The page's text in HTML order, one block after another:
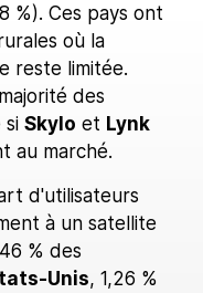
%). Ces pays ont
où la
reste limitée.
des
si Skylo et Lynk
au marché.
d'utilisateurs
à un satellite
% des
Unis, 1,26 %